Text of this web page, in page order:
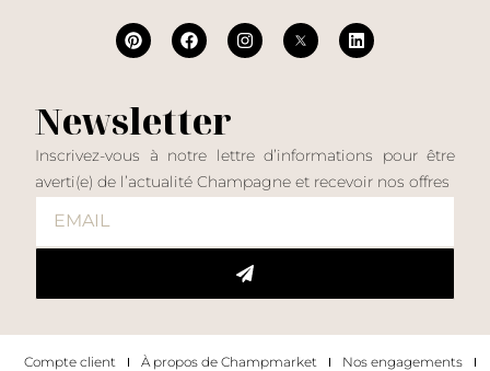
Newsletter
Inscrivez-vous à notre lettre d’informations pour être
averti(e) de l’actualité Champagne et recevoir nos offres
Compte client À propos de Champmarket
Nos engagements